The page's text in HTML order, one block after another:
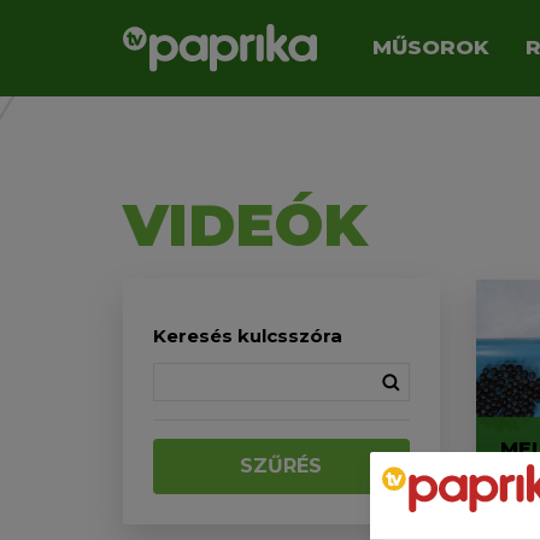
MŰSOROK
VIDEÓK
Keresés kulcsszóra
SZŰRÉS